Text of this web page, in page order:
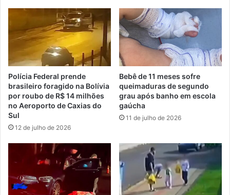
Polícia Federal prende
brasileiro foragido na Bolívia
por roubo de R$ 14 milhões
no Aeroporto de Caxias do
Sul
12 de julho de 2026
Bebê de 11 meses sofre
queimaduras de segundo
grau após banho em escola
gaúcha
11 de julho de 2026